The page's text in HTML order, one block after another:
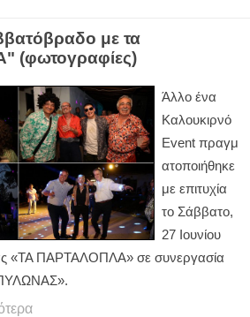
με τα
(φωτογραφίες)
Άλλο ένα
Καλουκιρνό
Εvent πραγμ
ατοποιήθηκε
με επιτυχία
το Σάββατο,
27 Ιουνίου
«ΤΑ ΠΑΡΤΑΛΟΠΛΑ» σε συνεργασία